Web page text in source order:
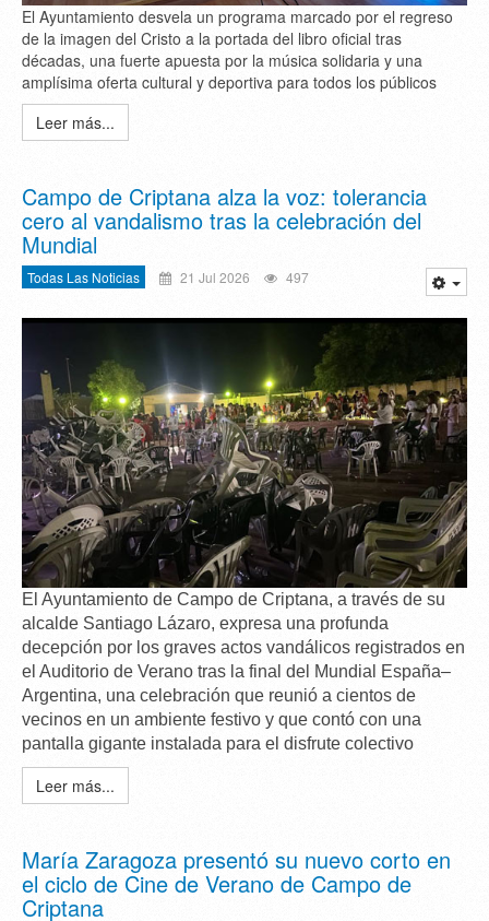
El Ayuntamiento desvela un programa marcado por el regreso
de la imagen del Cristo a la portada del libro oficial tras
décadas, una fuerte apuesta por la música solidaria y una
amplísima oferta cultural y deportiva para todos los públicos
Leer más...
Campo de Criptana alza la voz: tolerancia
cero al vandalismo tras la celebración del
Mundial
Todas Las Noticias 21 Jul 2026 497
El Ayuntamiento de Campo de Criptana, a través de su
alcalde Santiago Lázaro, expresa una profunda
decepción por los graves actos vandálicos registrados en
el Auditorio de Verano tras la final del Mundial España–
Argentina, una celebración que reunió a cientos de
vecinos en un ambiente festivo y que contó con una
pantalla gigante instalada para el disfrute colectivo
Leer más...
María Zaragoza presentó su nuevo corto en
el ciclo de Cine de Verano de Campo de
Criptana